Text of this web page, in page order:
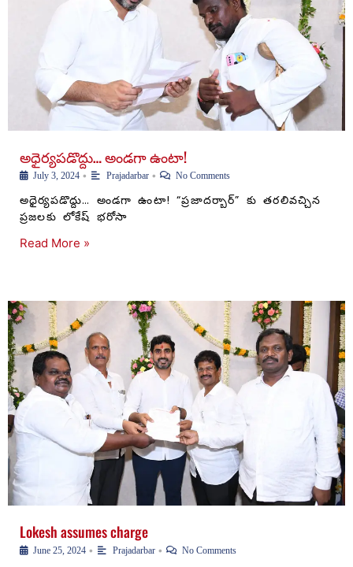
అధైర్యపడొద్దు… అండగా ఉంటా!
July 3, 2024 • Prajadarbar • No Comments
అధైర్యపడొద్దు… అండగా ఉంటా! “ప్రజాదర్బార్” కు తరలివచ్చిన
ప్రజలకు లోకేష్ భరోసా
Read More »
Lokesh assumes charge
June 25, 2024 • Prajadarbar • No Comments